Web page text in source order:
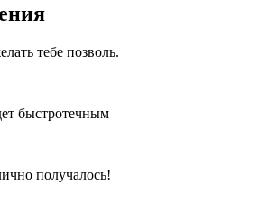
тебе позволь.
быстротечным
получалось!